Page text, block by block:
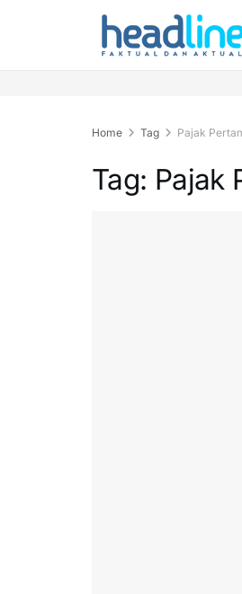
Home Tag Pajak
Tag: Pajak